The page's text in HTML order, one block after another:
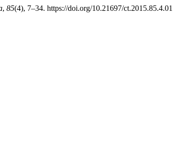
, 85(4), 7–34. https://doi.org/10.21697/ct.2015.85.4.01